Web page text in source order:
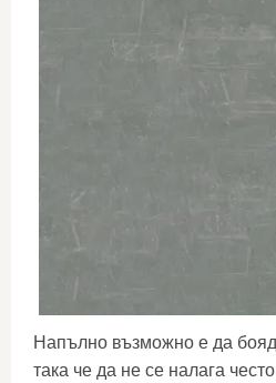
Напълно възможно е да
така че да не се налага